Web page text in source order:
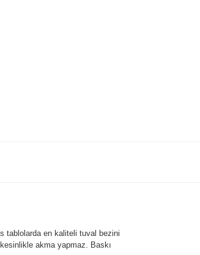
tablolarda en kaliteli tuval bezini
akma yapmaz. Baskı